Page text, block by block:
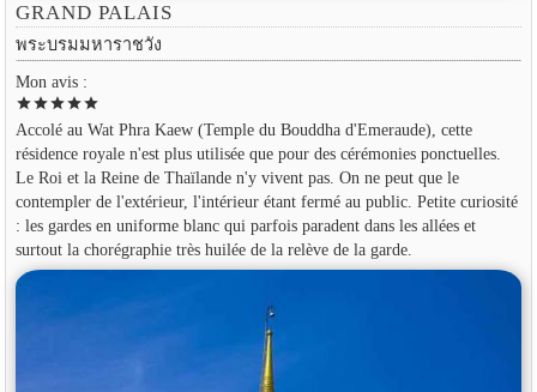
GRAND PALAIS
พระบรมมหาราชวัง
Mon avis :
starstarstarstarstar
Accolé au Wat Phra Kaew (Temple du Bouddha d'Emeraude), cette
résidence royale n'est plus utilisée que pour des cérémonies ponctuelles.
Le Roi et la Reine de Thaïlande n'y vivent pas. On ne peut que le
contempler de l'extérieur, l'intérieur étant fermé au public. Petite curiosité
: les gardes en uniforme blanc qui parfois paradent dans les allées et
surtout la chorégraphie très huilée de la relève de la garde.